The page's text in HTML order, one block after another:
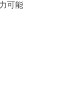
可能